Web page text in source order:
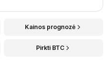
Kainos prognozė
Pirkti BTC